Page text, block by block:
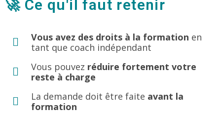
🚀 Ce qu'il faut retenir
Vous avez des droits à la formation en
tant que coach indépendant
Vous pouvez réduire fortement votre
reste à charge
La demande doit être faite avant la
formation